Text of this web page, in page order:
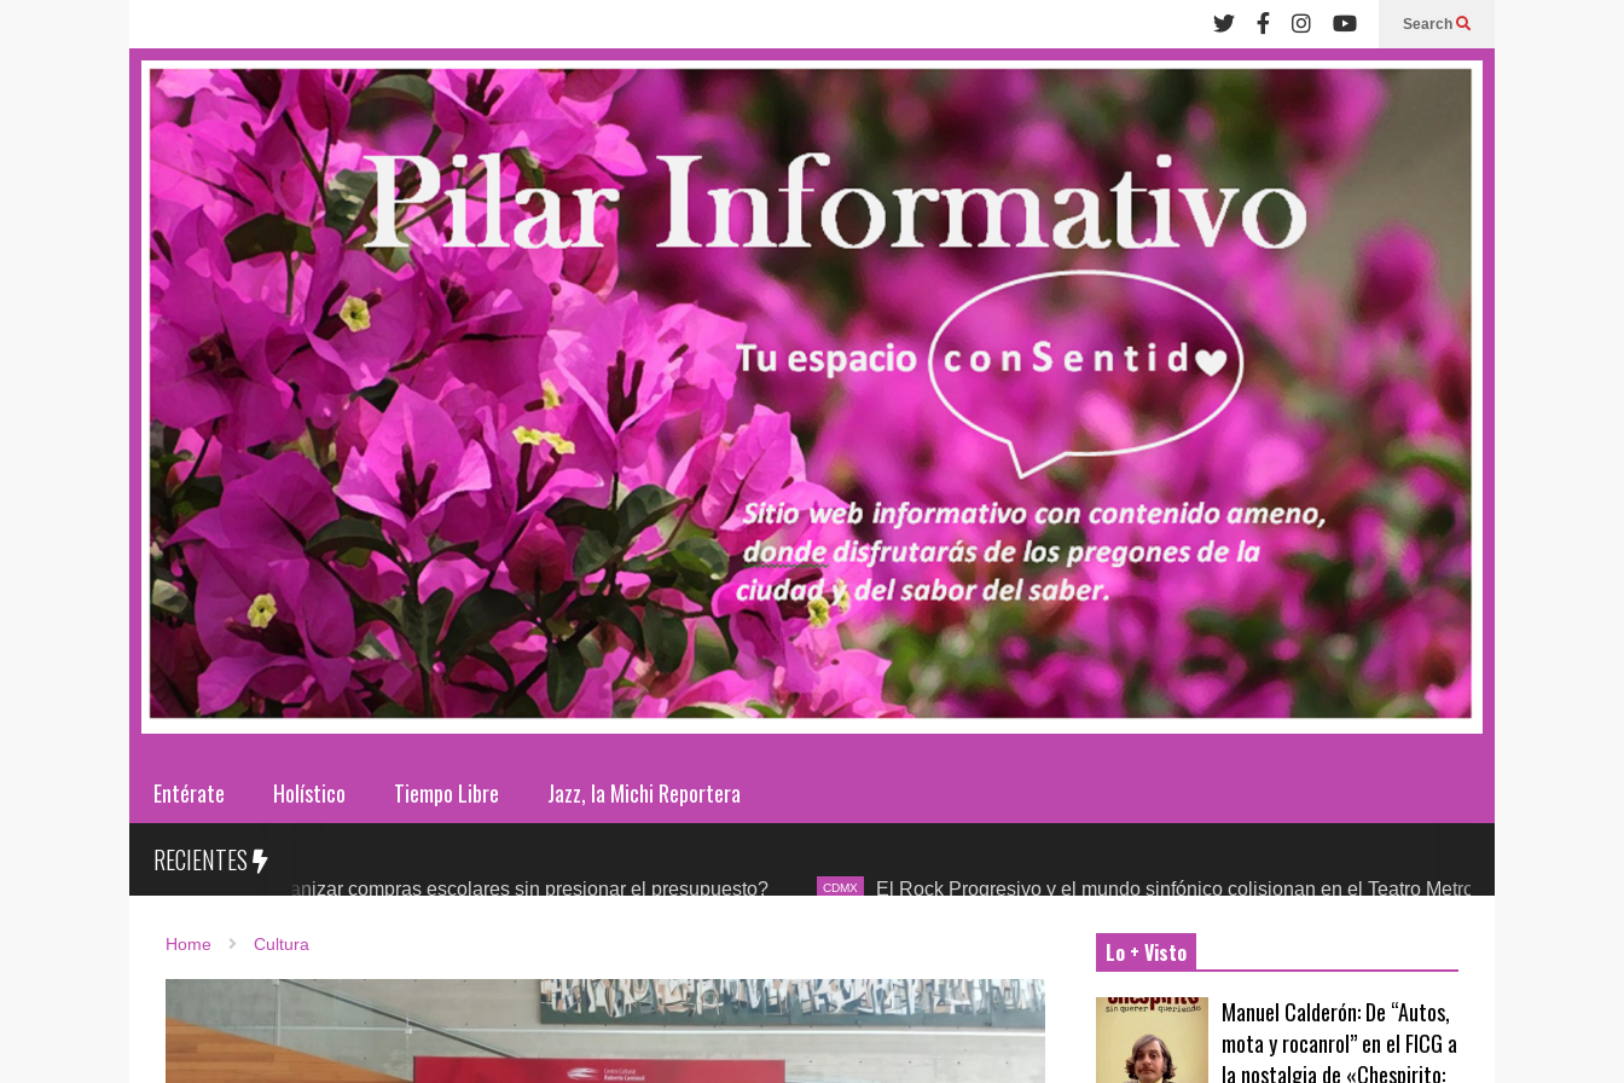
Search
Entérate Holístico Tiempo Libre Jazz, la Michi Reportera
RECIENTES
2026: ¿cómo organizar compras escolares sin presionar el presupuesto? CDMX El Rock Progresivo y el mundo sinfónico colisionan en el Teatro Metropólitan
Home Cultura Lo + Visto
Manuel Calderón: De “Autos,
mota y rocanrol” en el FICG a
la nostalgia de «Chespirito: